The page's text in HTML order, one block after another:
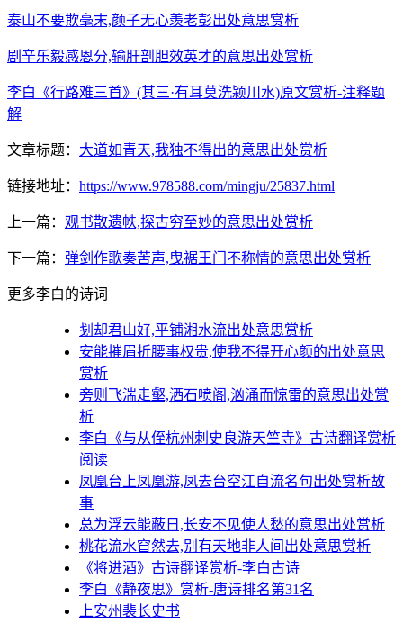
泰山不要欺毫末,颜子无心羡老彭出处意思赏析
剧辛乐毅感恩分,输肝剖胆效英才的意思出处赏析
李白《行路难三首》(其三·有耳莫洗颍川水)原文赏析-注释题
解
文章标题： 大道如青天,我独不得出的意思出处赏析
链接地址： https://www.978588.com/mingju/25837.html
上一篇： 观书散遗帙,探古穷至妙的意思出处赏析
下一篇： 弹剑作歌奏苦声,曳裾王门不称情的意思出处赏析
更多李白的诗词
刬却君山好,平铺湘水流出处意思赏析
安能摧眉折腰事权贵,使我不得开心颜的出处意思
赏析
旁则飞湍走壑,洒石喷阁,汹涌而惊雷的意思出处赏
析
李白《与从侄杭州刺史良游天竺寺》古诗翻译赏析
阅读
凤凰台上凤凰游,凤去台空江自流名句出处赏析故
事
总为浮云能蔽日,长安不见使人愁的意思出处赏析
桃花流水窅然去,别有天地非人间出处意思赏析
《将进酒》古诗翻译赏析-李白古诗
李白《静夜思》赏析-唐诗排名第31名
上安州裴长史书